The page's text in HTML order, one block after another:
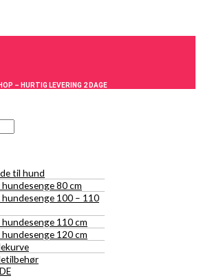
– HURTIG LEVERING 2 DAGE
til hund
hundesenge 80 cm
hundesenge 100 – 110
hundesenge 110 cm
hundesenge 120 cm
s
e
i
s